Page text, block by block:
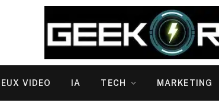
VIDEO IA TECH MARKETING